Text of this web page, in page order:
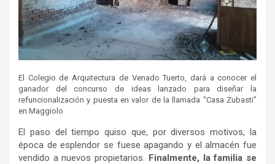
El Colegio de Arquitectura de Venado Tuerto, dará a conocer el
ganador del concurso de ideas lanzado para diseñar la
refuncionalización y puesta en valor de la llamada “Casa Zubasti”
en Maggiolo
El paso del tiempo quiso que, por diversos motivos, la
época de esplendor se fuese apagando y el almacén fue
vendido a nuevos propietarios. Finalmente, la familia se